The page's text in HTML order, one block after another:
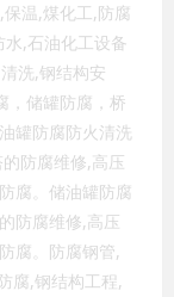
温,煤化工,防腐
,石油化工设备
洗,钢结构安
，储罐防腐，桥
罐防腐防火清洗
防腐维修,高压
腐。储油罐防腐
防腐维修,高压
腐。防腐钢管,
腐,钢结构工程,